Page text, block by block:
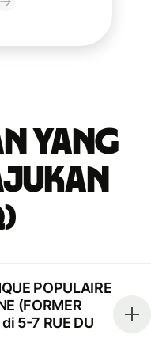
yang
POPULAIRE
(FORMER
5-7 RUE DU